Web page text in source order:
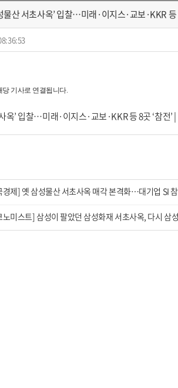
물산 서초사옥’ 입찰…미래·이지스·교보·KKR 등
기사로 연결됩니다.
옥’ 입찰…미래·이지스·교보·KKR 등 8곳 ‘참
경제] 옛 삼성물산 서초사옥 매각 본격화…대기업 SI 참
노미스트] 삼성이 팔았던 삼성화재 서초사옥, 다시 삼